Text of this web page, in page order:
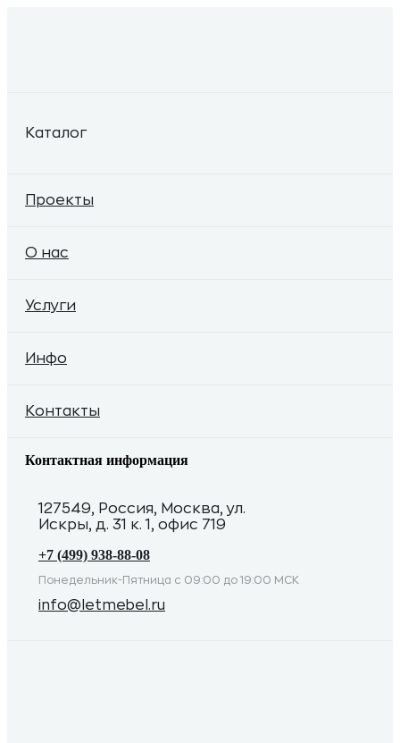
Каталог
Проекты
О нас
Услуги
Инфо
Контакты
Контактная информация
127549, Россия, Москва, ул.
Искры, д. 31 к. 1, офис 719
+7 (499) 938-88-08
Понедельник-Пятница с 09:00 до 19:00 МСК
info@letmebel.ru